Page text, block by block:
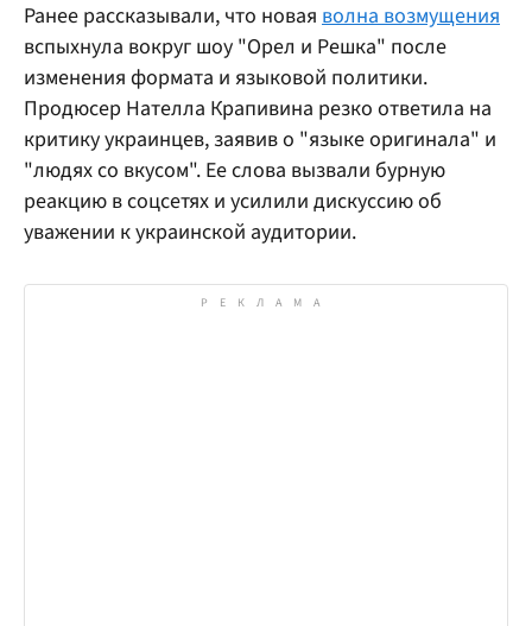
Ранее рассказывали, что новая волна возмущения
вспыхнула вокруг шоу "Орел и Решка" после
изменения формата и языковой политики.
Продюсер Нателла Крапивина резко ответила на
критику украинцев, заявив о "языке оригинала" и
"людях со вкусом". Ее слова вызвали бурную
реакцию в соцсетях и усилили дискуссию об
уважении к украинской аудитории.